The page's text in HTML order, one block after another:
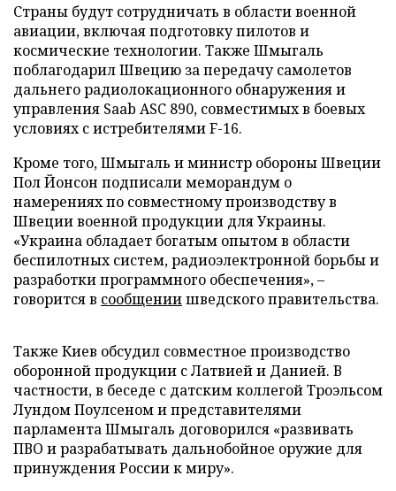
Страны будут сотрудничать в области военной
авиации, включая подготовку пилотов и
космические технологии. Также Шмыгаль
поблагодарил Швецию за передачу самолетов
дальнего радиолокационного обнаружения и
управления Saab ASC 890, совместимых в боевых
условиях с истребителями F-16.
Кроме того, Шмыгаль и министр обороны Швеции
Пол Йонсон подписали меморандум о
намерениях по совместному производству в
Швеции военной продукции для Украины.
«Украина обладает богатым опытом в области
беспилотных систем, радиоэлектронной борьбы и
разработки программного обеспечения», –
говорится в сообщениишведского правительства.
Также Киев обсудил совместное производство
оборонной продукции с Латвией и Данией. В
частности, в беседе с датским коллегой Троэльсом
Лундом Поулсеном и представителями
парламента Шмыгаль договорился «развивать
ПВО и разрабатывать дальнобойное оружие для
принуждения России к миру».